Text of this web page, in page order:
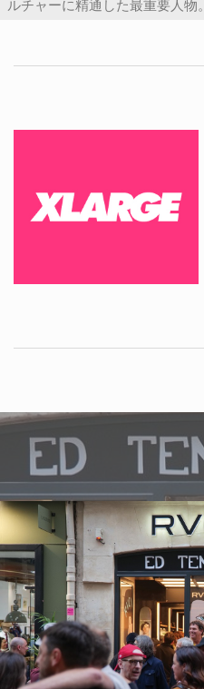
ルチャーに精通した最重要人物。